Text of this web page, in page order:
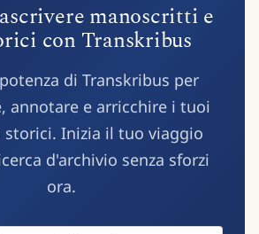
manoscritti e
con Transkribus
di Transkribus per
annotare e arricchire i tuoi
Inizia il tuo viaggio
d'archivio senza sforzi
ora.